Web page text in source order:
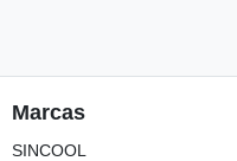
Marcas
SINCOOL